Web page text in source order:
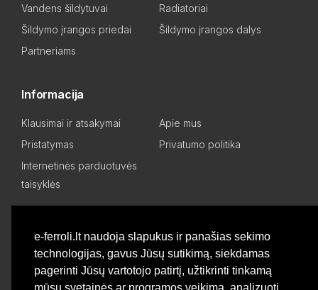
e-ferroli.lt naudoja slapukus ir panašias sekimo
technologijas, gavus Jūsų sutikimą, siekdamas
pagerinti Jūsų vartotojo patirtį, užtikrinti tinkamą
mūsų svetainės ar programos veikimą, analizuoti
Vandens šildytuvai
Radiatoriai
Šildymo įrangos priedai
Šildymo įrangos dalys
Partneriams
Informacija
Klausimai ir atsakymai
Apie mus
Pristatymas
Privatumo politika
Internetinės parduotuvės
taisyklės
Asmeninis kabinetas
Pageidavimų sąrašas
Palyginti produktus
Basket